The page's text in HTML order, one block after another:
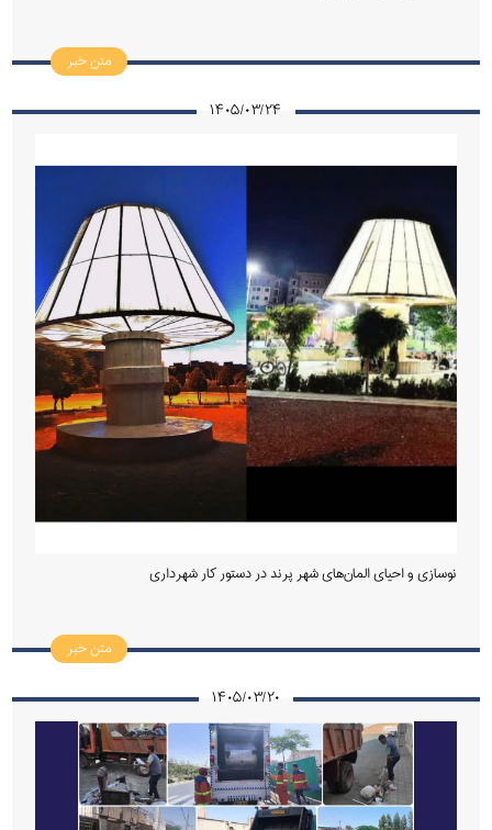
متن خبر
۱۴۰۵/۰۳/۲۴
نوسازی و احیای المان‌های شهر پرند در دستور کار شهرداری
متن خبر
۱۴۰۵/۰۳/۲۰